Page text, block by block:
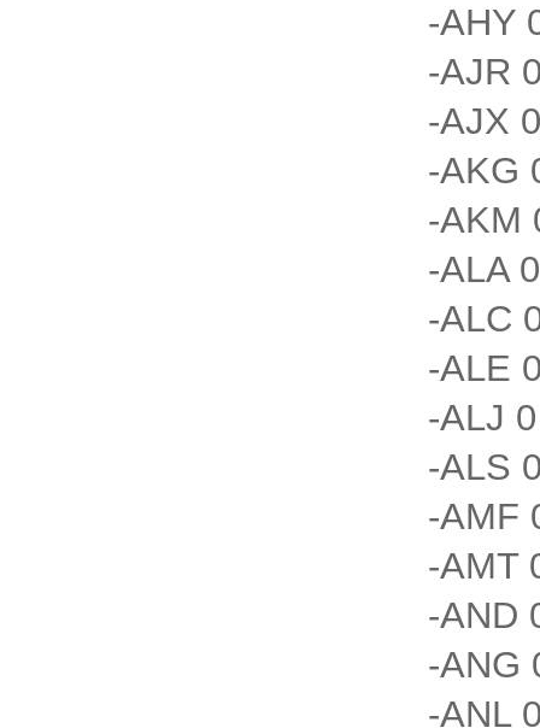
-AHY
-AJR
-AJX
-AKG
-AKM
-ALA
-ALC
-ALE
-ALJ
-ALS
-AMF
-AMT
-AND
-ANG
-ANL